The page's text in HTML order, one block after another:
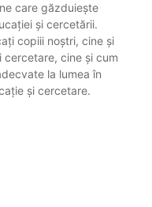
care găzduiește
și cercetării.
copiii noștri, cine și
cine și cum
la lumea în
și cercetare.